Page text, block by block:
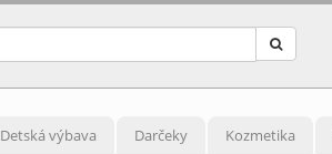
Detská výbava Darčeky Kozmetika